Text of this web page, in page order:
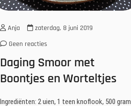
Anja
zaterdag, 8 juni 2019
Geen reacties
Daging Smoor met
Boontjes en Worteltjes
Ingrediënten: 2 uien, 1 teen knoflook, 500 gram